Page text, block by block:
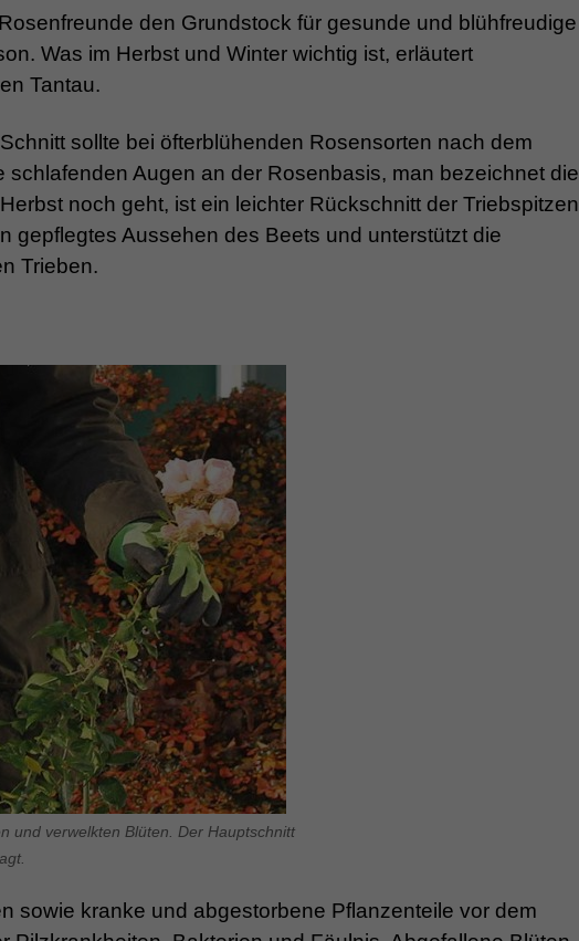
den Grundstock für gesunde und blühfreudige
Was im Herbst und Winter wichtig ist, erläutert
Tantau.
sollte bei öfterblühenden Rosensorten nach dem
Augen an der Rosenbasis, man bezeichnet die
noch geht, ist ein leichter Rückschnitt der Triebspitzen
gepflegtes Aussehen des Beets und unterstützt die
Trieben.
und verwelkten Blüten. Der Hauptschnitt
sowie kranke und abgestorbene Pflanzenteile vor dem